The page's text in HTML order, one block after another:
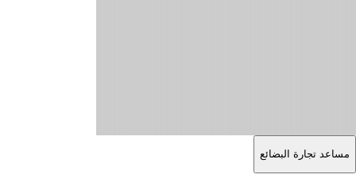
مساعد تجارة البضائع